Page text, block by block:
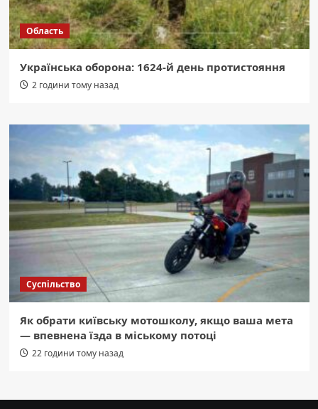
Область
Українська оборона: 1624-й день протистояння
2 години тому назад
Суспільство
Як обрати київську мотошколу, якщо ваша мета
— впевнена їзда в міському потоці
22 години тому назад